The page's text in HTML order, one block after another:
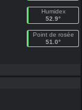
Humidex
52.9°
Point de rosée
51.0°